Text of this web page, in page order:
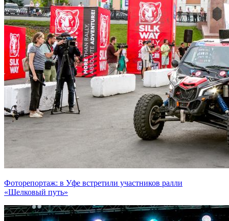
Фоторепортаж: в Уфе встретили участников ралли
«Шелковый путь»